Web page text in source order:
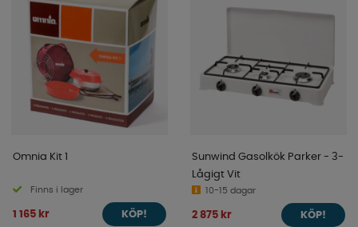
Omnia Kit 1
Finns i lager
1 165 kr KÖP!
Sunwind Gasolkök Parker - 3-
Lågigt Vit
10-15 dagar
2 875 kr KÖP!